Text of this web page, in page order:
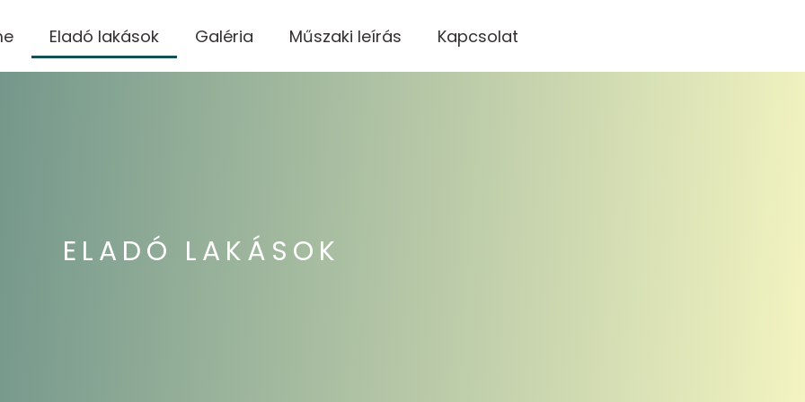
Eladó lakások Galéria Műszaki leírás Kapcsolat
ELADÓ LAKÁSOK